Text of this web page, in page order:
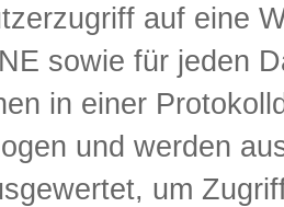
auf eine
sowie für jeden
in einer
und werden
um